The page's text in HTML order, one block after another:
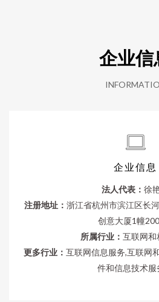
企业信
企业信息
法人代表： 徐
注册地址： 浙江省杭州市滨江区长
创意大厦1幢
所属行业： 互联网和
更多行业： 互联网信息服务,互联网
件和信息技术服